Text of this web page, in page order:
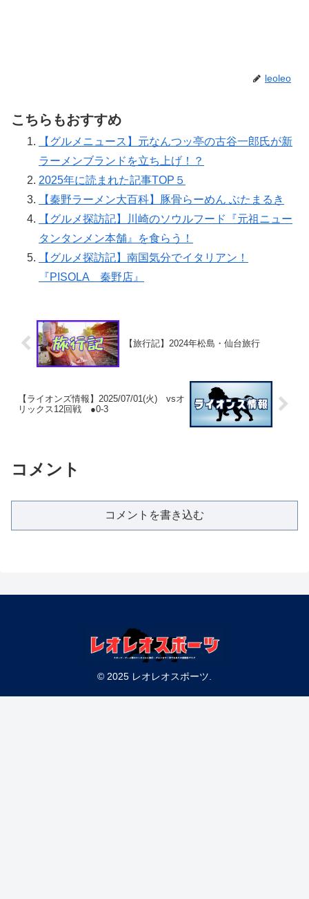
leoleo
こちらもおすすめ
【グルメニュース】元なんつッ亭の古谷一郎氏が新
ラーメンブランドを立ち上げ！？
2025年に読まれた記事TOP５
【秦野ラーメン大百科】豚骨らーめん ぶたまるき
【グルメ探訪記】川崎のソウルフード『元祖ニュー
タンタンメン本舗』を食らう！
【グルメ探訪記】南国気分でイタリアン！
『PISOLA 秦野店』
【旅行記】2024年松島・仙台旅行
【ライオンズ情報】2025/07/01(火) vsオ
リックス12回戦 ●0-3
コメント
コメントを書き込む
© 2025 レオレオスポーツ.